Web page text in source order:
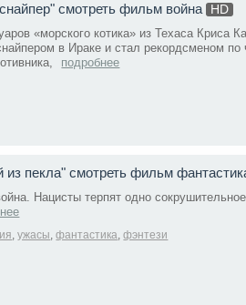
смотреть фильм война
HD
«морского котика» из Техаса Криса
в Ираке и стал рекордсменом по
подробнее
из пекла" смотреть фильм
Нацисты терпят одно
,ужасы,фантастика,фэнтези